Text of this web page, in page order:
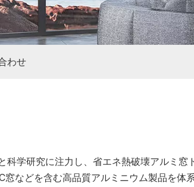
わせ
科学研究に注力し、省エネ熱破壊アルミ窓
窓などを含む高品質アルミニウム製品を体